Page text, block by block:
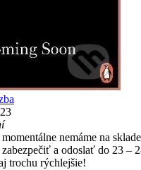
nemáme na
a odoslať do 23 –
trochu rýchlejšie!